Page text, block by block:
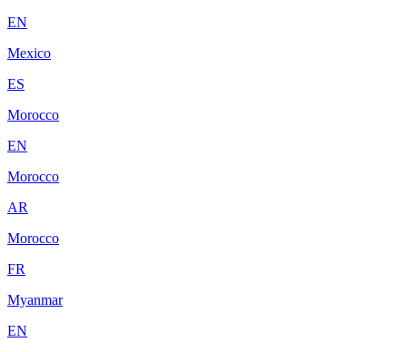
EN
Mexico
ES
Morocco
EN
Morocco
AR
Morocco
FR
Myanmar
EN